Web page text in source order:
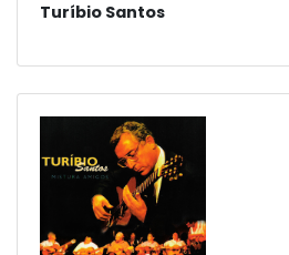
Turíbio Santos